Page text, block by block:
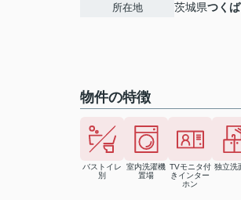
所在地 茨城県つく
物件の特徴
バストイレ
別
室内洗濯機
置場
TVモニタ付
きインター
ホン
独立洗